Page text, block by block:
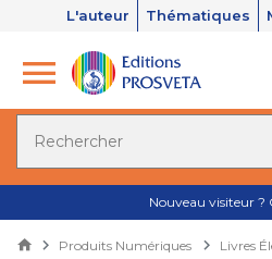
L'auteur Thématiques
Nouveau visiteur ?
Produits Numériques Livres